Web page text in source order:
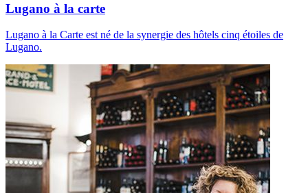
Lugano à la carte
Lugano à la Carte est né de la synergie des hôtels cinq étoiles de
Lugano.